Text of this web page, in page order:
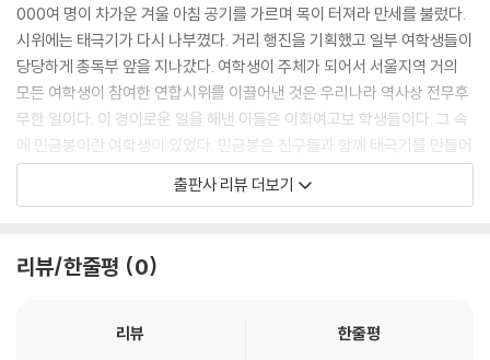
000여 명이 차가운 겨울 아침 공기를 가르며 목이 터져라 만세를 불렀다.
시위에는 태극기가 다시 나부꼈다. 거리 행진을 기획했고 일부 여학생들이
당당하게 총독부 앞을 지나갔다. 여학생이 주체가 되어서 서울지역 거의
모든 여학생이 참여한 연합시위를 이끌어낸 것은 우리나라 역사상 전무후
무한 일이다. 이 경이로운 일을 해낸 이들은 이화여고보 학생들이다. 그 속
에 민금봉이란 여학생이 있었다. 민금봉은 친구들과 함께 태극기를 만들어
흔들며 외쳤다.
너무도 당연한 일을 하느라 닥쳐올 운명 따위는 생각하지 않고 태극기를
고를 겪고, 삶이 변했을지라도 그것은 어쩔 수 없었다. 아마 우리 모두가 그
출판사 리뷰 더보기
리뷰/한줄평 0
리뷰
한줄평